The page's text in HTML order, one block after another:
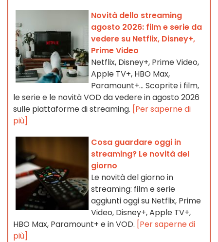
Novità dello streaming
agosto 2026: film e serie da
vedere su Netflix, Disney+,
Prime Video
Netflix, Disney+, Prime Video,
Apple TV+, HBO Max,
Paramount+… Scoprite i film,
le serie e le novità VOD da vedere in agosto 2026
sulle piattaforme di streaming. [Per saperne di
più]
Cosa guardare oggi in
streaming? Le novità del
giorno
Le novità del giorno in
streaming: film e serie
aggiunti oggi su Netflix, Prime
Video, Disney+, Apple TV+,
HBO Max, Paramount+ e in VOD. [Per saperne di
più]